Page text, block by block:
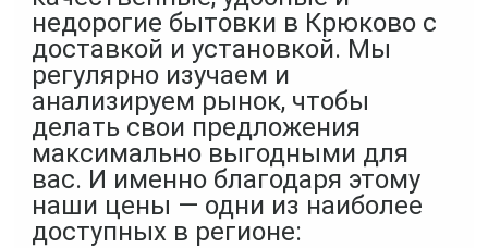
недорогие бытовки в Крюково с
доставкой и установкой. Мы
регулярно изучаем и
анализируем рынок, чтобы
делать свои предложения
максимально выгодными для
вас. И именно благодаря этому
наши цены — одни из наиболее
доступных в регионе: